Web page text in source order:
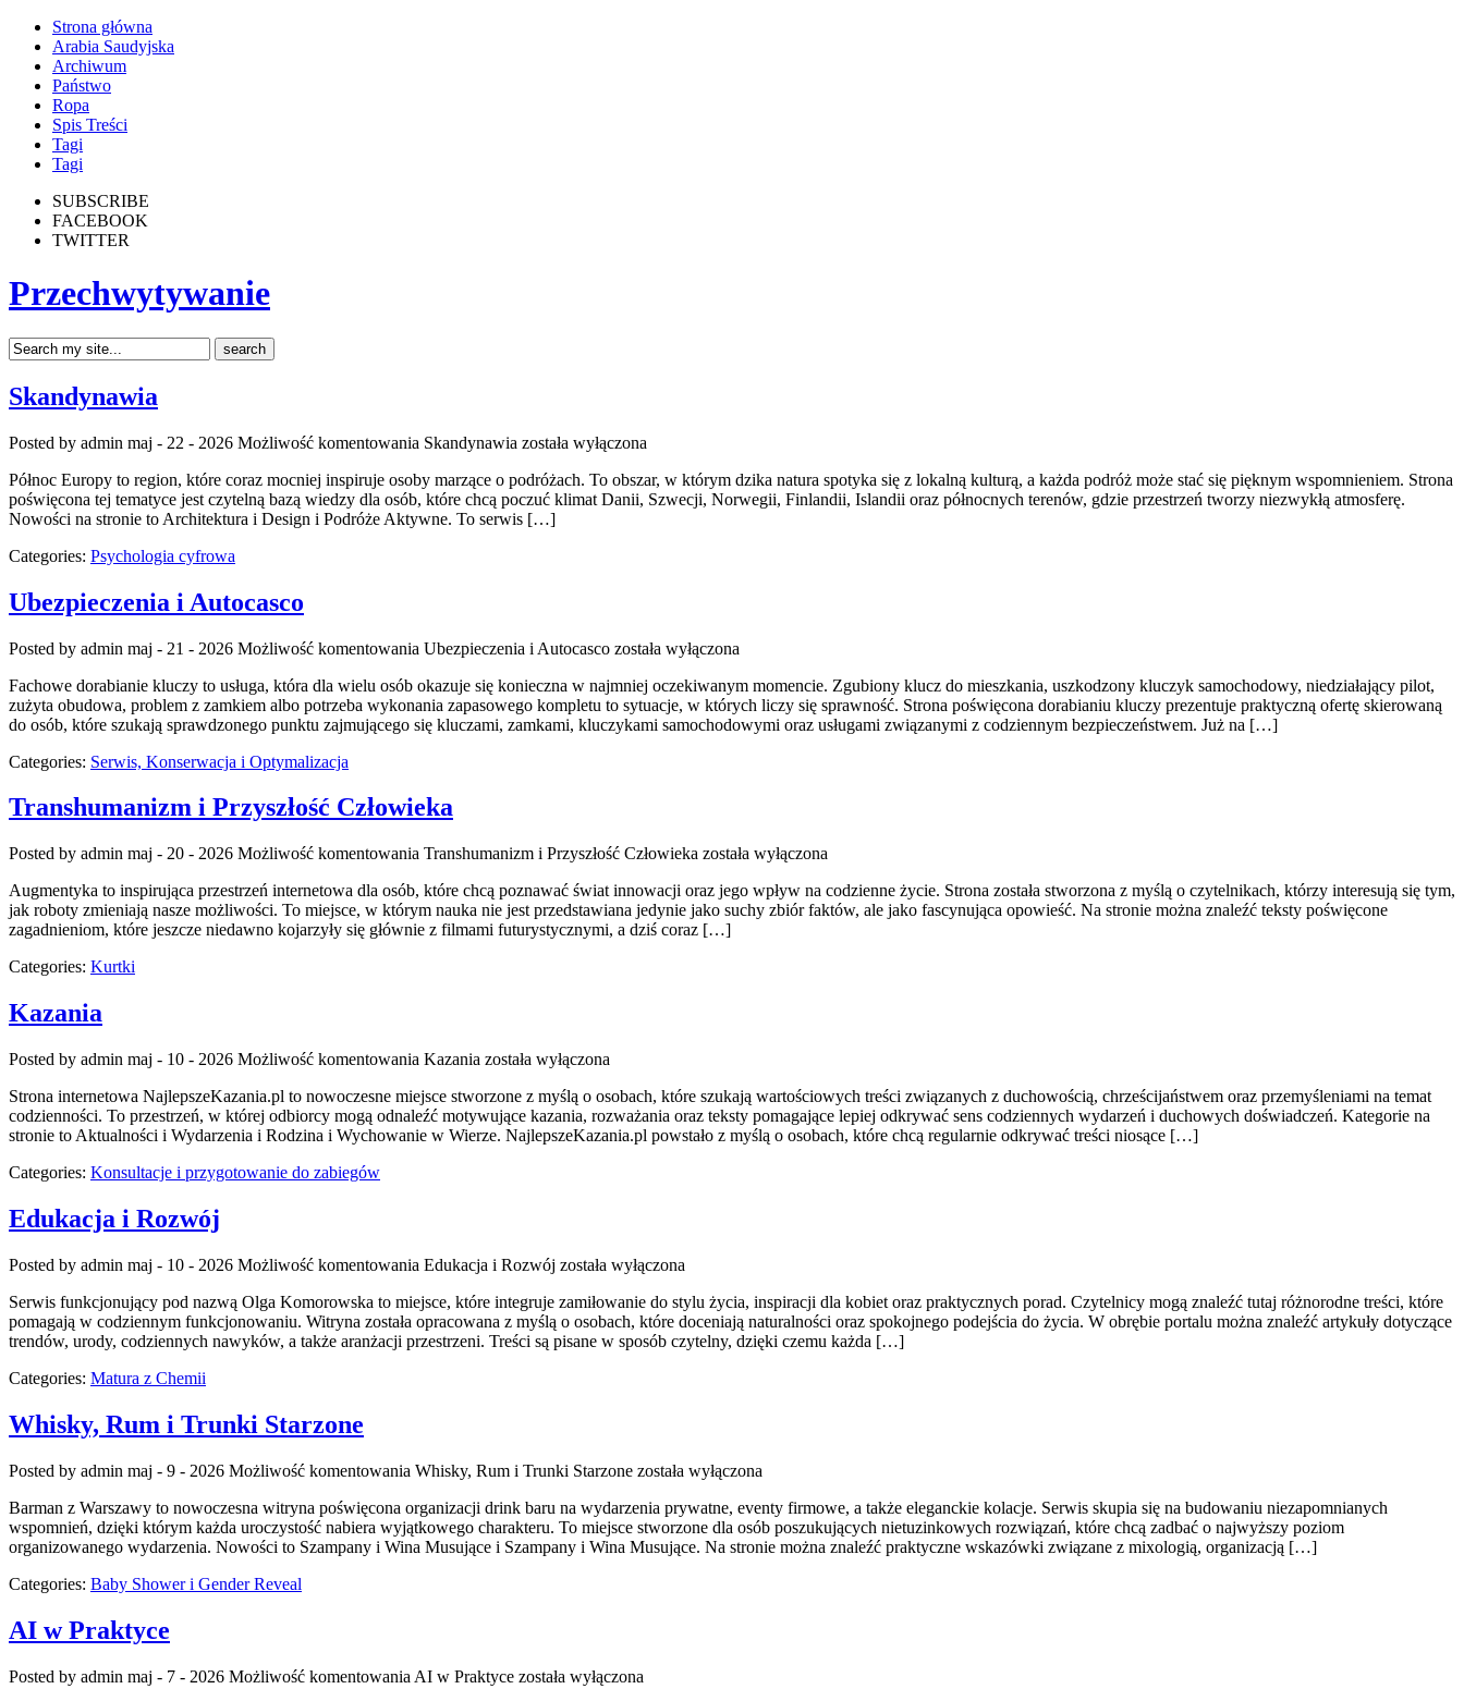
Strona główna
Arabia Saudyjska
Archiwum
Państwo
Ropa
Spis Treści
Tagi
Tagi
SUBSCRIBE
FACEBOOK
TWITTER
Przechwytywanie
Skandynawia
Posted by admin maj - 22 - 2026 Możliwość komentowania Skandynawia została wyłączona
Północ Europy to region, które coraz mocniej inspiruje osoby marzące o podróżach. To obszar, w którym dzika natura spotyka się z lokalną kulturą, a każda podróż może stać się pięknym wspomnieniem. Strona
poświęcona tej tematyce jest czytelną bazą wiedzy dla osób, które chcą poczuć klimat Danii, Szwecji, Norwegii, Finlandii, Islandii oraz północnych terenów, gdzie przestrzeń tworzy niezwykłą atmosferę.
Nowości na stronie to Architektura i Design i Podróże Aktywne. To serwis […]
Categories: Psychologia cyfrowa
Ubezpieczenia i Autocasco
Posted by admin maj - 21 - 2026 Możliwość komentowania Ubezpieczenia i Autocasco została wyłączona
Fachowe dorabianie kluczy to usługa, która dla wielu osób okazuje się konieczna w najmniej oczekiwanym momencie. Zgubiony klucz do mieszkania, uszkodzony kluczyk samochodowy, niedziałający pilot,
zużyta obudowa, problem z zamkiem albo potrzeba wykonania zapasowego kompletu to sytuacje, w których liczy się sprawność. Strona poświęcona dorabianiu kluczy prezentuje praktyczną ofertę skierowaną
do osób, które szukają sprawdzonego punktu zajmującego się kluczami, zamkami, kluczykami samochodowymi oraz usługami związanymi z codziennym bezpieczeństwem. Już na […]
Categories: Serwis, Konserwacja i Optymalizacja
Transhumanizm i Przyszłość Człowieka
Posted by admin maj - 20 - 2026 Możliwość komentowania Transhumanizm i Przyszłość Człowieka została wyłączona
Augmentyka to inspirująca przestrzeń internetowa dla osób, które chcą poznawać świat innowacji oraz jego wpływ na codzienne życie. Strona została stworzona z myślą o czytelnikach, którzy interesują się tym,
jak roboty zmieniają nasze możliwości. To miejsce, w którym nauka nie jest przedstawiana jedynie jako suchy zbiór faktów, ale jako fascynująca opowieść. Na stronie można znaleźć teksty poświęcone
zagadnieniom, które jeszcze niedawno kojarzyły się głównie z filmami futurystycznymi, a dziś coraz […]
Categories: Kurtki
Kazania
Posted by admin maj - 10 - 2026 Możliwość komentowania Kazania została wyłączona
Strona internetowa NajlepszeKazania.pl to nowoczesne miejsce stworzone z myślą o osobach, które szukają wartościowych treści związanych z duchowością, chrześcijaństwem oraz przemyśleniami na temat
codzienności. To przestrzeń, w której odbiorcy mogą odnaleźć motywujące kazania, rozważania oraz teksty pomagające lepiej odkrywać sens codziennych wydarzeń i duchowych doświadczeń. Kategorie na
stronie to Aktualności i Wydarzenia i Rodzina i Wychowanie w Wierze. NajlepszeKazania.pl powstało z myślą o osobach, które chcą regularnie odkrywać treści niosące […]
Categories: Konsultacje i przygotowanie do zabiegów
Edukacja i Rozwój
Posted by admin maj - 10 - 2026 Możliwość komentowania Edukacja i Rozwój została wyłączona
Serwis funkcjonujący pod nazwą Olga Komorowska to miejsce, które integruje zamiłowanie do stylu życia, inspiracji dla kobiet oraz praktycznych porad. Czytelnicy mogą znaleźć tutaj różnorodne treści, które
pomagają w codziennym funkcjonowaniu. Witryna została opracowana z myślą o osobach, które doceniają naturalności oraz spokojnego podejścia do życia. W obrębie portalu można znaleźć artykuły dotyczące
trendów, urody, codziennych nawyków, a także aranżacji przestrzeni. Treści są pisane w sposób czytelny, dzięki czemu każda […]
Categories: Matura z Chemii
Whisky, Rum i Trunki Starzone
Posted by admin maj - 9 - 2026 Możliwość komentowania Whisky, Rum i Trunki Starzone została wyłączona
Barman z Warszawy to nowoczesna witryna poświęcona organizacji drink baru na wydarzenia prywatne, eventy firmowe, a także eleganckie kolacje. Serwis skupia się na budowaniu niezapomnianych
wspomnień, dzięki którym każda uroczystość nabiera wyjątkowego charakteru. To miejsce stworzone dla osób poszukujących nietuzinkowych rozwiązań, które chcą zadbać o najwyższy poziom
organizowanego wydarzenia. Nowości to Szampany i Wina Musujące i Szampany i Wina Musujące. Na stronie można znaleźć praktyczne wskazówki związane z mixologią, organizacją […]
Categories: Baby Shower i Gender Reveal
AI w Praktyce
Posted by admin maj - 7 - 2026 Możliwość komentowania AI w Praktyce została wyłączona